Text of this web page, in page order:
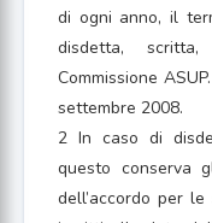
di ogni anno, il
disdetta,
Commissione
settembre 2008.
2 In caso di
questo conserva
dell’accordo per